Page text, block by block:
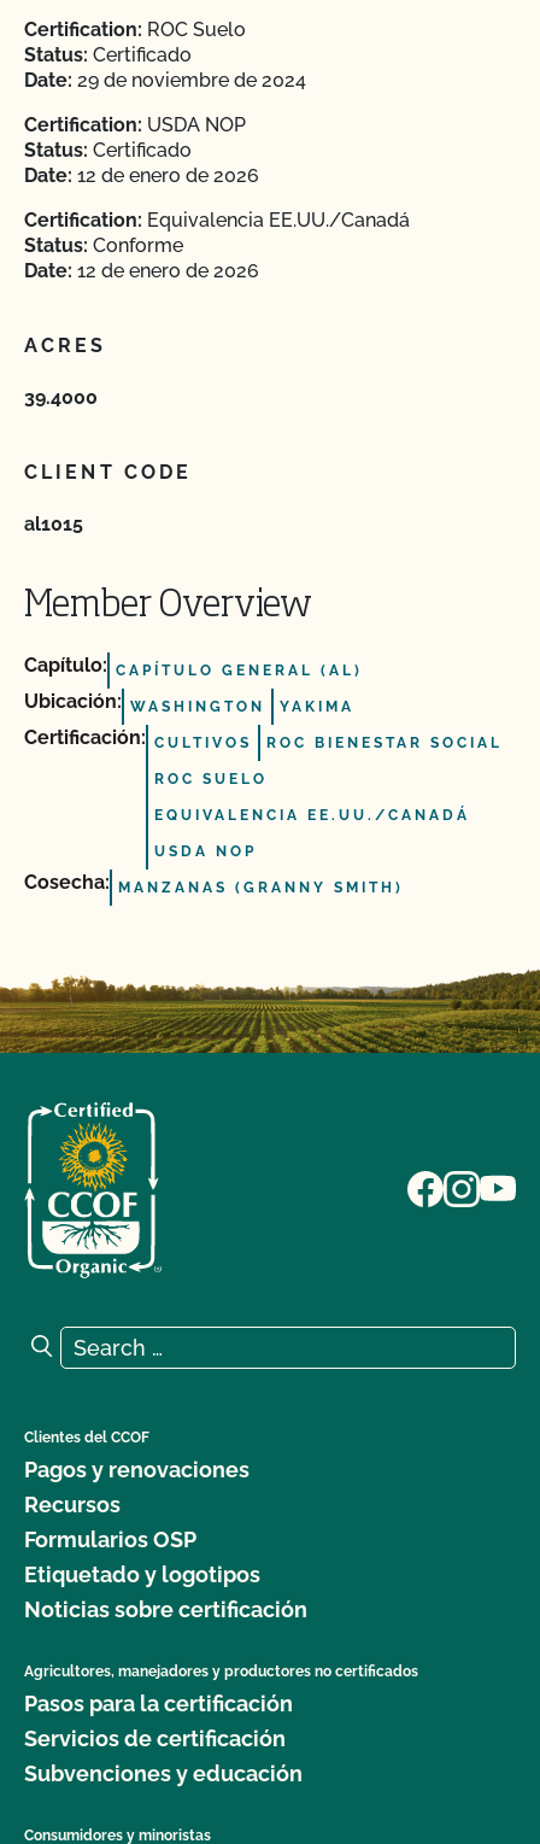
Certification: ROC Suelo
Status: Certificado
Date: 29 de noviembre de 2024
Certification: USDA NOP
Status: Certificado
Date: 12 de enero de 2026
Certification: Equivalencia EE.UU./Canadá
Status: Conforme
Date: 12 de enero de 2026
ACRES
39.4000
CLIENT CODE
al1015
Member Overview
Capítulo: CAPÍTULO GENERAL (AL)
Ubicación: WASHINGTON YAKIMA
Certificación: CULTIVOS ROC BIENESTAR SOCIAL
ROC SUELO
EQUIVALENCIA EE.UU./CANADÁ
USDA NOP
Cosecha: MANZANAS (GRANNY SMITH)
Search for:
Search
Clientes del CCOF
Pagos y renovaciones
Recursos
Formularios OSP
Etiquetado y logotipos
Noticias sobre certificación
Agricultores, manejadores y productores no certificados
Pasos para la certificación
Servicios de certificación
Subvenciones y educación
Consumidores y minoristas